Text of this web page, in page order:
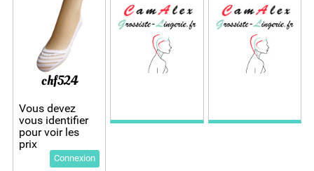
chf524
Vous devez
vous identifier
pour voir les
prix
Connexion